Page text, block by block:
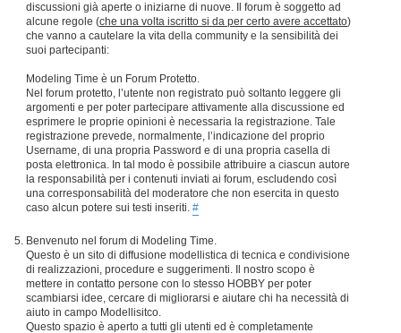
discussioni già aperte o iniziarne di nuove. Il forum è soggetto ad
alcune regole (che una volta iscritto si da per certo avere accettato)
che vanno a cautelare la vita della community e la sensibilità dei
suoi partecipanti:
Modeling Time è un Forum Protetto.
Nel forum protetto, l’utente non registrato può soltanto leggere gli
argomenti e per poter partecipare attivamente alla discussione ed
esprimere le proprie opinioni è necessaria la registrazione. Tale
registrazione prevede, normalmente, l’indicazione del proprio
Username, di una propria Password e di una propria casella di
posta elettronica. In tal modo è possibile attribuire a ciascun autore
la responsabilità per i contenuti inviati ai forum, escludendo così
una corresponsabilità del moderatore che non esercita in questo
caso alcun potere sui testi inseriti. #
Benvenuto nel forum di Modeling Time.
Questo è un sito di diffusione modellistica di tecnica e condivisione
di realizzazioni, procedure e suggerimenti. Il nostro scopo è
mettere in contatto persone con lo stesso HOBBY per poter
scambiarsi idee, cercare di migliorarsi e aiutare chi ha necessità di
aiuto in campo Modellisitco.
Questo spazio è aperto a tutti gli utenti ed è completamente